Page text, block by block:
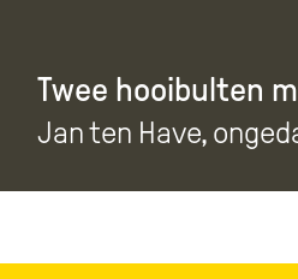
Twee hooibulten
Jan ten Have,